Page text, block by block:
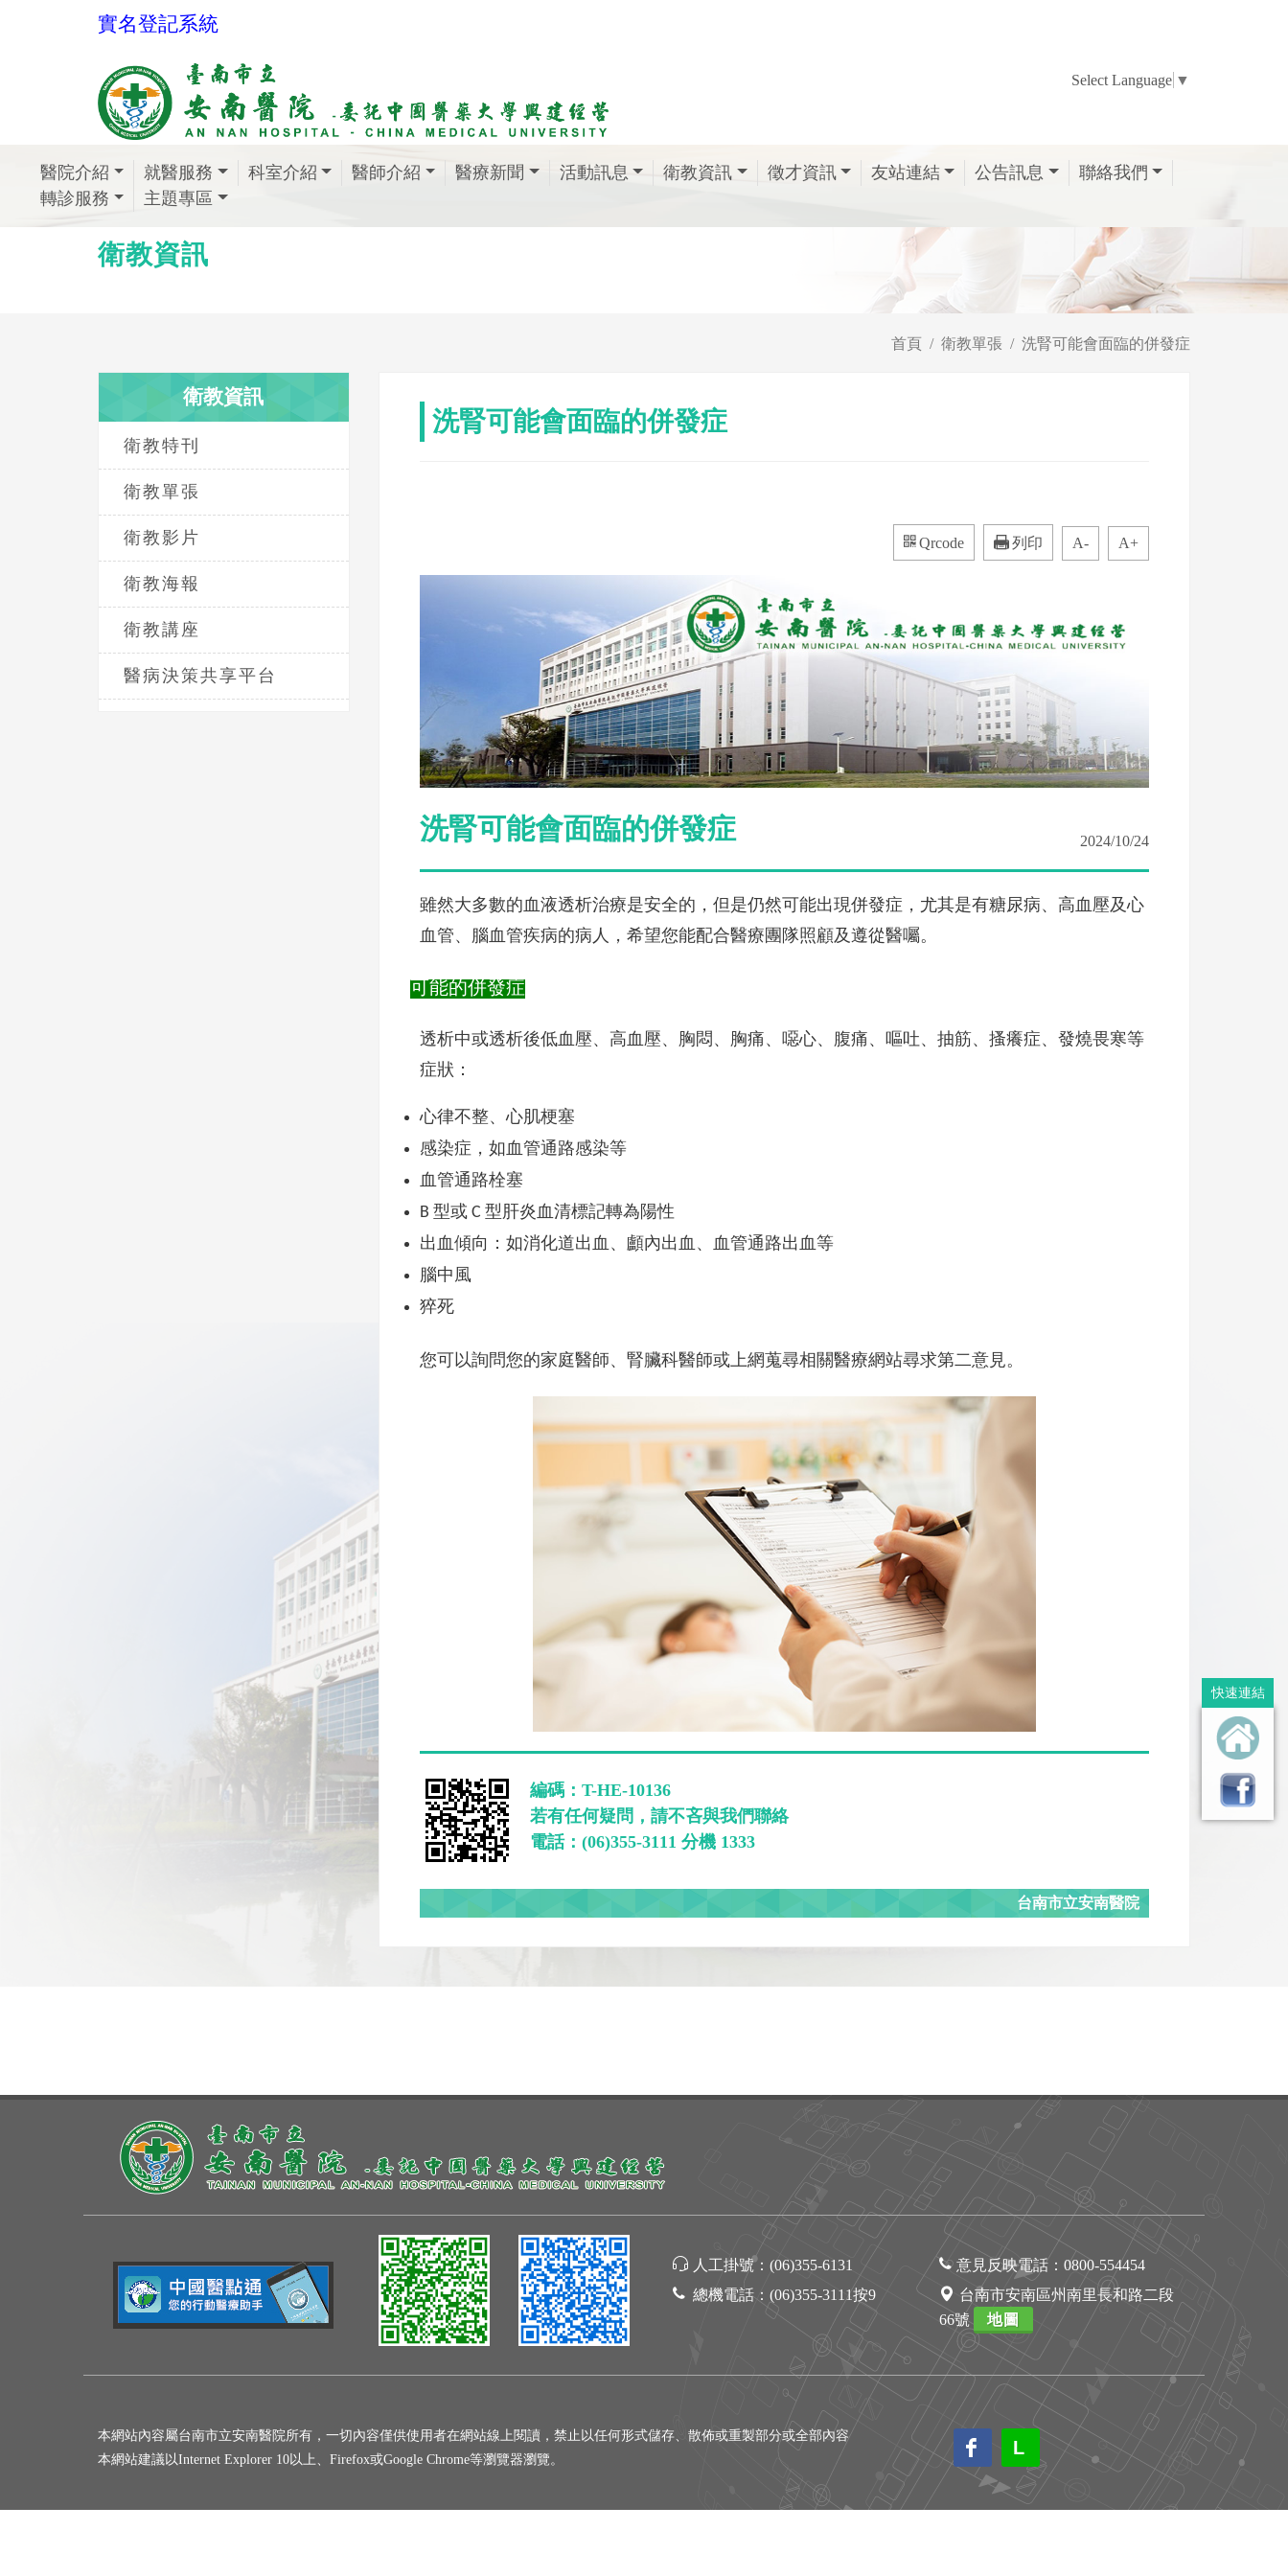
實名登記系統
Select Language ▼
醫院介紹 就醫服務 科室介紹 醫師介紹 醫療新聞 活動訊息 衛教資訊 徵才資訊 友站連結 公告訊息
聯絡我們
轉診服務
主題專區
衛教資訊
首頁 衛教單張 洗腎可能會面臨的併發症
衛教資訊
衛教特刊
衛教單張
衛教影片
衛教海報
衛教講座
醫病決策共享平台
洗腎可能會面臨的併發症
Qrcode 列印 A- A+
洗腎可能會面臨的併發症 2024/10/24
雖然大多數的血液透析治療是安全的，但是仍然可能出現併發症，尤其是有糖尿病、高血壓及心
血管、腦血管疾病的病人，希望您能配合醫療團隊照顧及遵從醫囑。
可能的併發症
透析中或透析後低血壓、高血壓、胸悶、胸痛、噁心、腹痛、嘔吐、抽筋、搔癢症、發燒畏寒等
症狀：
心律不整、心肌梗塞
感染症，如血管通路感染等
血管通路栓塞
B 型或 C 型肝炎血清標記轉為陽性
出血傾向：如消化道出血、顱內出血、血管通路出血等
腦中風
猝死
您可以詢問您的家庭醫師、腎臟科醫師或上網蒐尋相關醫療網站尋求第二意見。
編碼：T-HE-10136
若有任何疑問，請不吝與我們聯絡
電話：(06)355-3111 分機 1333
台南市立安南醫院
快速連結
人工掛號： (06)355-6131
總機電話： (06)355-3111按9
意見反映電話： 0800-554454
台南市安南區州南里長和路二段
66號
地圖
本網站內容屬台南市立安南醫院所有，一切內容僅供使用者在網站線上閱讀，禁止以任何形式儲存、散佈或重製部分或全部內容
本網站建議以Internet Explorer 10以上、Firefox或Google Chrome等瀏覽器瀏覽。
L
L